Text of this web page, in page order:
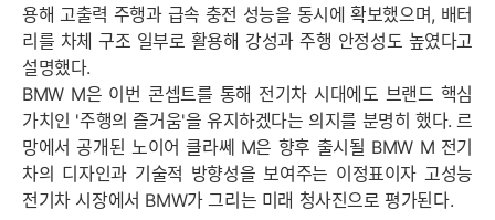
용해 고출력 주행과 급속 충전 성능을 동시에 확보했으며, 배터
리를 차체 구조 일부로 활용해 강성과 주행 안정성도 높였다고
설명했다.
BMW M은 이번 콘셉트를 통해 전기차 시대에도 브랜드 핵심
가치인 '주행의 즐거움'을 유지하겠다는 의지를 분명히 했다. 르
망에서 공개된 노이어 클라쎄 M은 향후 출시될 BMW M 전기
차의 디자인과 기술적 방향성을 보여주는 이정표이자 고성능
전기차 시장에서 BMW가 그리는 미래 청사진으로 평가된다.